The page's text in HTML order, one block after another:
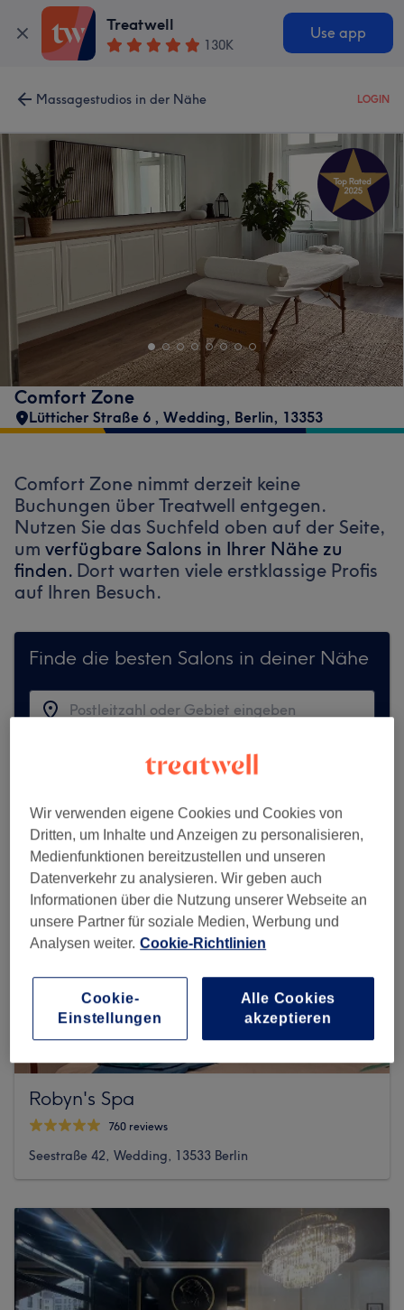
Treatwell
130K
Use app
Massagestudios in der Nähe LOGIN
Comfort Zone
Lütticher Straße 6 , Wedding, Berlin, 13353
Comfort Zone nimmt derzeit keine
Buchungen über Treatwell entgegen.
Nutzen Sie das Suchfeld oben auf der Seite,
um verfügbare Salons in Ihrer Nähe zu
finden. Dort warten viele erstklassige Profis
auf Ihren Besuch.
Finde die besten Salons in deiner Nähe
Auf Treatwell finden
Robyn's Spa
760 reviews
Seestraße 42, Wedding, 13533 Berlin
Wir verwenden eigene Cookies und Cookies von
Dritten, um Inhalte und Anzeigen zu personalisieren,
Medienfunktionen bereitzustellen und unseren
Datenverkehr zu analysieren. Wir geben auch
Informationen über die Nutzung unserer Webseite an
unsere Partner für soziale Medien, Werbung und
Analysen weiter. Cookie-Richtlinien
Cookie-
Einstellungen
Alle Cookies
akzeptieren